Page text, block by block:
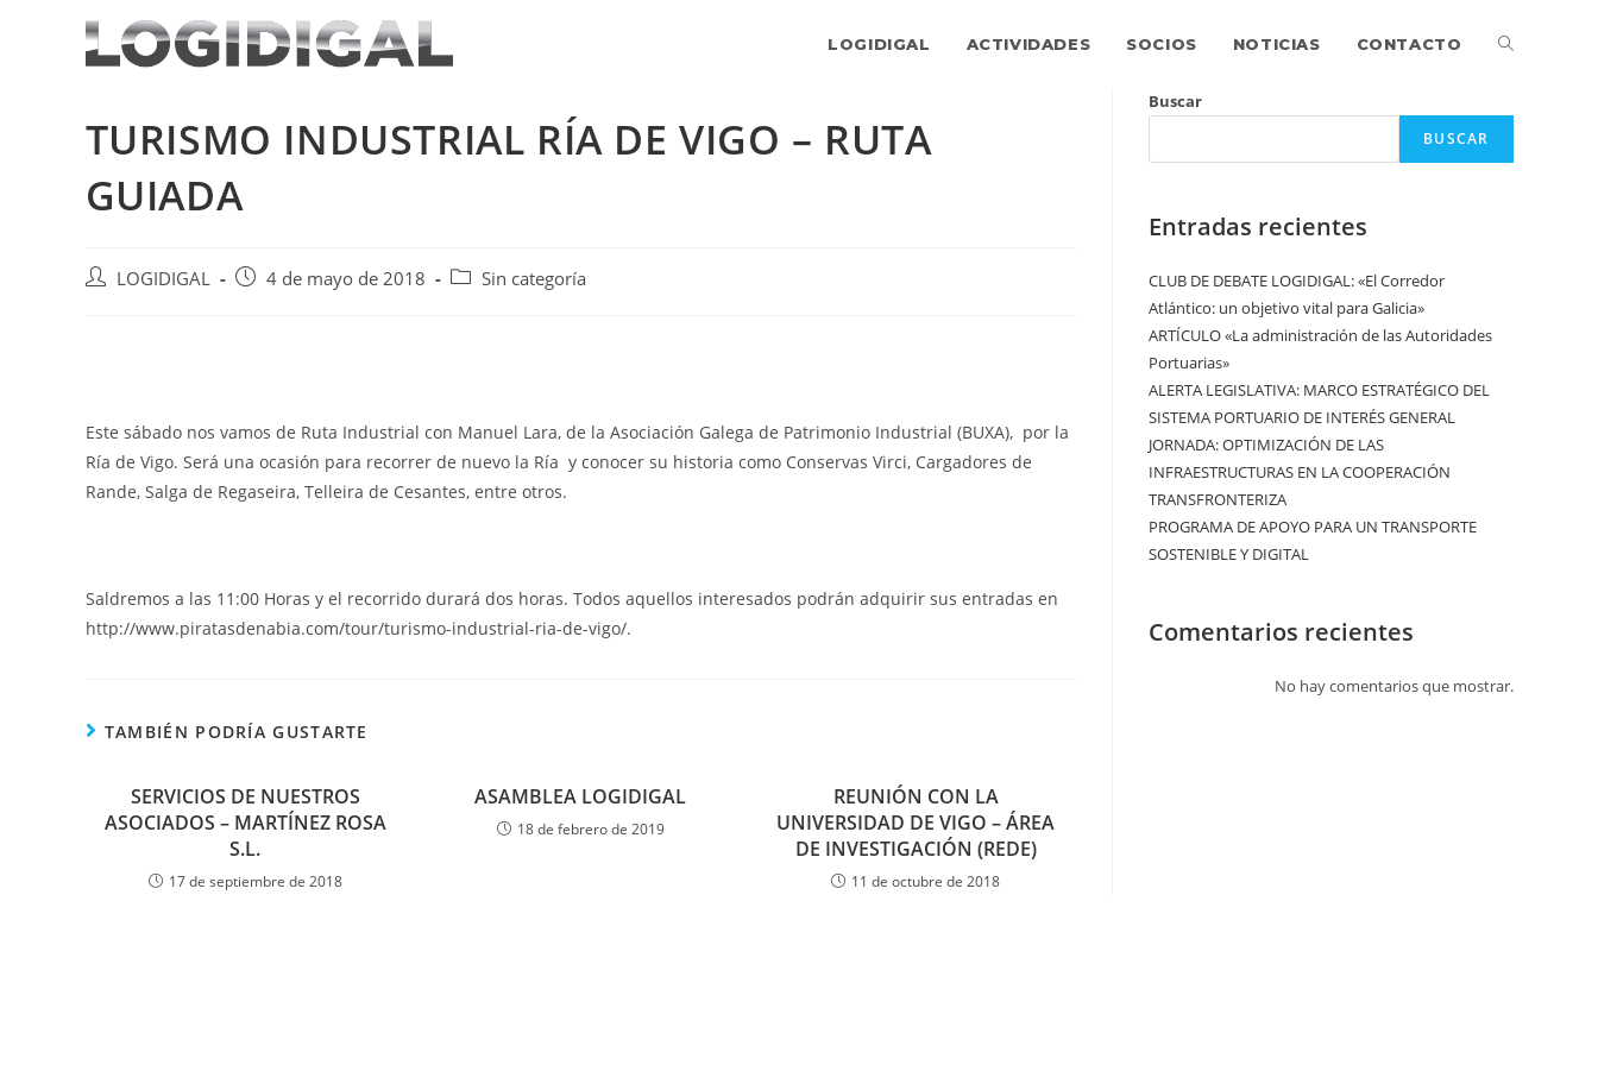
LOGIDIGAL ACTIVIDADES SOCIOS NOTICIAS CONTACTO
TURISMO INDUSTRIAL RÍA DE VIGO – RUTA
GUIADA
AutorLOGIDIGAL
Publicación
4 de mayo de 2018
Categoría
Sin categoría
Este sábado nos vamos de Ruta Industrial con Manuel Lara, de la Asociación Galega de Patrimonio Industrial (BUXA), por la
Ría de Vigo. Será una ocasión para recorrer de nuevo la Ría y conocer su historia como Conservas Virci, Cargadores de
Rande, Salga de Regaseira, Telleira de Cesantes, entre otros.
Saldremos a las 11:00 Horas y el recorrido durará dos horas. Todos aquellos interesados podrán adquirir sus entradas en
http://www.piratasdenabia.com/tour/turismo-industrial-ria-de-vigo/.
TAMBIÉN PODRÍA GUSTARTE
SERVICIOS DE NUESTROS
ASOCIADOS – MARTÍNEZ ROSA
S.L.
17 de septiembre de 2018
ASAMBLEA LOGIDIGAL
18 de febrero de 2019
REUNIÓN CON LA
UNIVERSIDAD DE VIGO – ÁREA
DE INVESTIGACIÓN (REDE)
11 de octubre de 2018
Buscar
BUSCAR
Entradas recientes
CLUB DE DEBATE LOGIDIGAL: «El Corredor
Atlántico: un objetivo vital para Galicia»
ARTÍCULO «La administración de las Autoridades
Portuarias»
ALERTA LEGISLATIVA: MARCO ESTRATÉGICO DEL
SISTEMA PORTUARIO DE INTERÉS GENERAL
JORNADA: OPTIMIZACIÓN DE LAS
INFRAESTRUCTURAS EN LA COOPERACIÓN
TRANSFRONTERIZA
PROGRAMA DE APOYO PARA UN TRANSPORTE
SOSTENIBLE Y DIGITAL
Comentarios recientes
No hay comentarios que mostrar.